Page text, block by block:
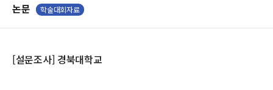
논문 학술대회자료
[설문조사] 경북대학교